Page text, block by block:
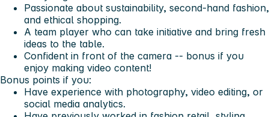
Passionate about sustainability, second-hand fashion,
and ethical shopping.
A team player who can take initiative and bring fresh
ideas to the table.
Confident in front of the camera -- bonus if you
enjoy making video content!
Bonus points if you:
Have experience with photography, video editing, or
social media analytics.